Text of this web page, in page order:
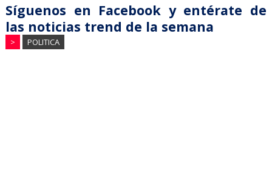
Síguenos en Facebook y entérate de
las noticias trend de la semana
> POLITICA